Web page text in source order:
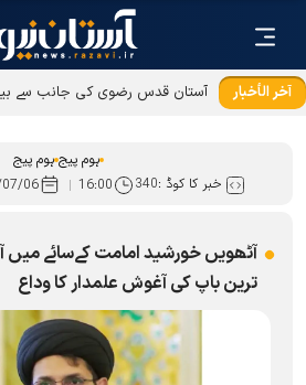
آخر الأخبار
آستان قدس رضوی کی جانب سے
ہوم پیج ہوم پیج
خبر کا کوڈ :340
16:00
06
آٹھویں خورشید امامت کےسائے میں
ترین باپ کی آغوش علمدار کا وداع